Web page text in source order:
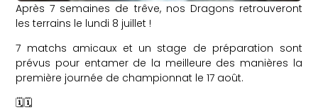
Après 7 semaines de trêve, nos Dragons retrouveront
les terrains le lundi 8 juillet !
7 matchs amicaux et un stage de préparation sont
prévus pour entamer de la meilleure des manières la
première journée de championnat le 17 août.
🗓️🗓️